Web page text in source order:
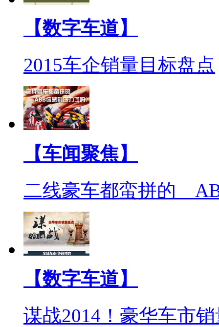
【数字车道】
2015车企销量目标盘点
【车闻聚焦】
二线豪车都蛮拼的
【数字车道】
谋战2014！豪华车市